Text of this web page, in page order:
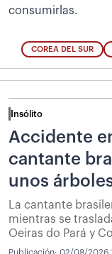
consumirlas.
COREA DEL SUR
Insólito
Accidente
cantante
unos
La cantante
mientras se
Oeiras do Pará y